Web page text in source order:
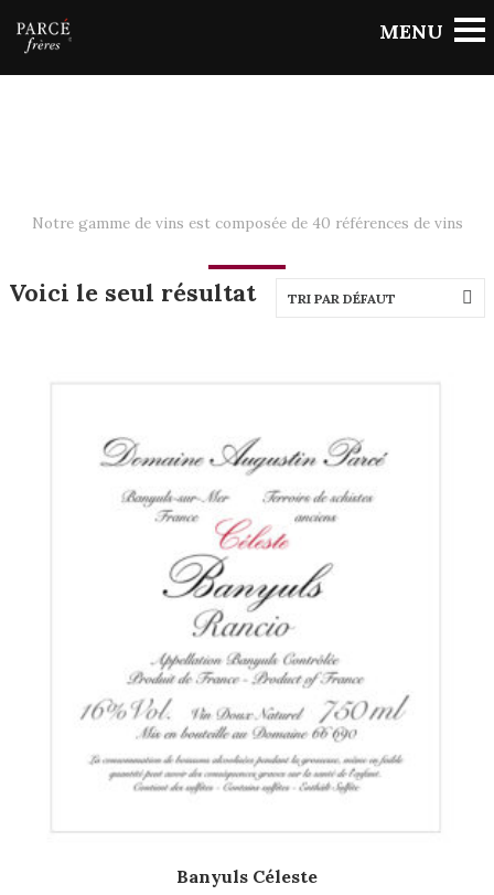
Notre gamme de vins est composée de 40 références de vins
Voici le seul résultat TRI PAR DÉFAUT
Banyuls Céleste